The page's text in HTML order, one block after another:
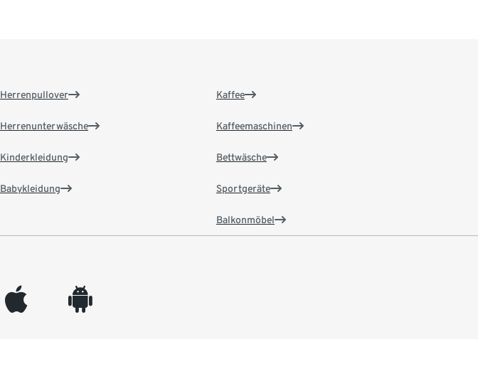
Herrenpullover
Herrenunterwäsche
Kinderkleidung
Babykleidung
Kaffee
Kaffeemaschinen
Bettwäsche
Sportgeräte
Balkonmöbel
appleinc android